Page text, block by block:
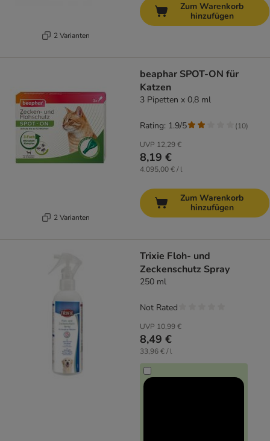
2 Varianten
Zum Warenkorb
hinzufügen
2 Varianten
beaphar SPOT-ON für
Katzen
3 Pipetten x 0,8 ml
UVP 12,29 €
8,19 €
4.095,00 € / l
Rating: 1.9/5 (10)
Zum Warenkorb
hinzufügen
Trixie Floh- und
Zeckenschutz Spray
250 ml
UVP 10,99 €
8,49 €
33,96 € / l
Not Rated